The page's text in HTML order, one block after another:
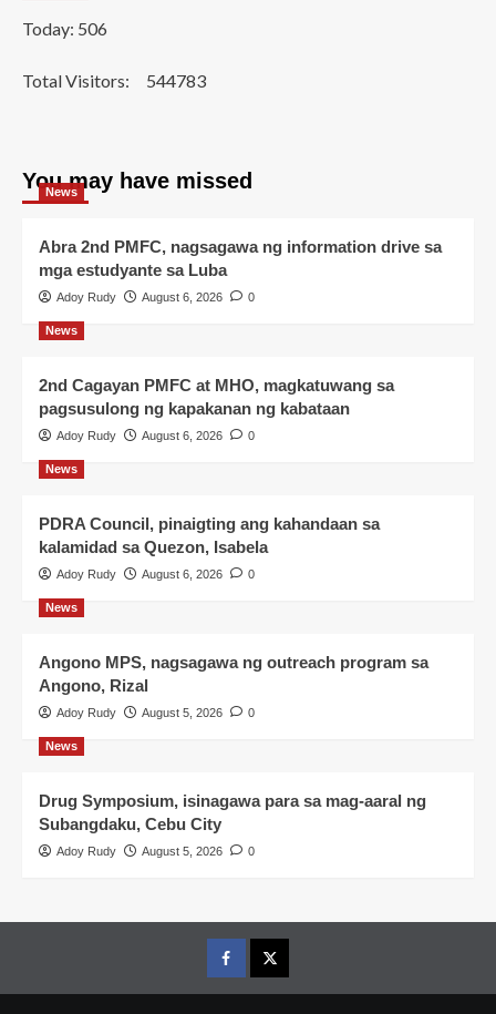
Today: 506
Total Visitors: 544783
You may have missed
News
Abra 2nd PMFC, nagsagawa ng information drive sa
mga estudyante sa Luba
Adoy Rudy August 6, 2026 0
News
2nd Cagayan PMFC at MHO, magkatuwang sa
pagsusulong ng kapakanan ng kabataan
Adoy Rudy August 6, 2026 0
News
PDRA Council, pinaigting ang kahandaan sa
kalamidad sa Quezon, Isabela
Adoy Rudy August 6, 2026 0
News
Angono MPS, nagsagawa ng outreach program sa
Angono, Rizal
Adoy Rudy August 5, 2026 0
News
Drug Symposium, isinagawa para sa mag-aaral ng
Subangdaku, Cebu City
Adoy Rudy August 5, 2026 0
FacebookTwitter